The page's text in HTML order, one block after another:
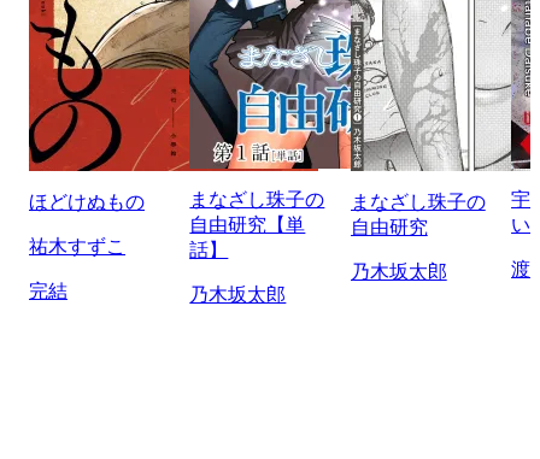
ほどけぬもの
祐木すずこ
完結
まなざし珠子の
自由研究【単
話】
乃木坂太郎
まなざし珠子の
自由研究
乃木坂太郎
宇
い
渡